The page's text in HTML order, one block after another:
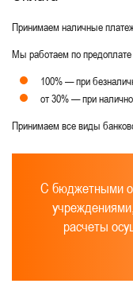
Принимаем наличные
Мы работаем по предоплате
100% — при
от 30% — при
Принимаем все виды
С бюджетными
расчеты